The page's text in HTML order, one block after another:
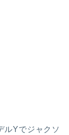
ルYでジャクソ